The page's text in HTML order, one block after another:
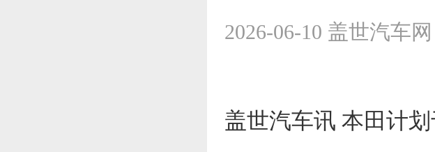
2026-06-10 盖世汽车网
盖世汽车讯 本田计划